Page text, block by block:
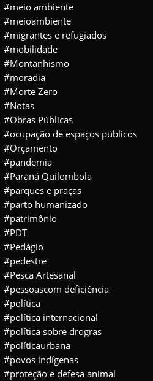
meio ambiente
meioambiente
migrantes e refugiados
mobilidade
Montanhismo
moradia
Morte Zero
Notas
Obras Públicas
ocupação de espaços públicos
Orçamento
pandemia
Paraná Quilombola
parques e praças
parto humanizado
patrimônio
PDT
Pedágio
pedestre
Pesca Artesanal
pessoascom deficiência
política
política internacional
política sobre drogras
políticaurbana
povos indígenas
proteção e defesa animal